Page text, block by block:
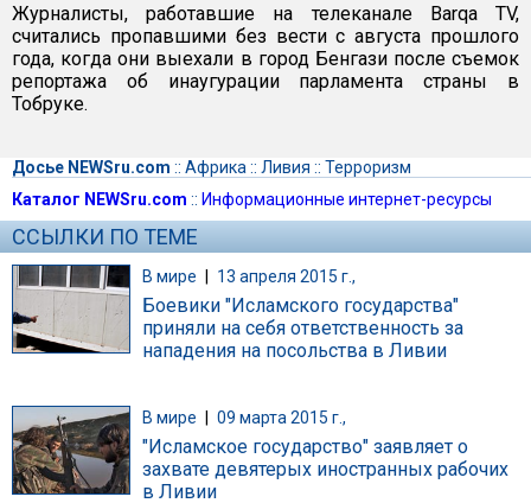
Журналисты, работавшие на телеканале Barqa TV,
считались пропавшими без вести с августа прошлого
года, когда они выехали в город Бенгази после съемок
репортажа об инаугурации парламента страны в
Тобруке.
Досье NEWSru.com :: Африка :: Ливия :: Терроризм
Каталог NEWSru.com :: Информационные интернет-ресурсы
ССЫЛКИ ПО ТЕМЕ
В мире | 13 апреля 2015 г.,
Боевики "Исламского государства"
приняли на себя ответственность за
нападения на посольства в Ливии
В мире 09 марта 2015 г.,
"Исламское государство" заявляет о
захвате девятерых иностранных рабочих
в Ливии